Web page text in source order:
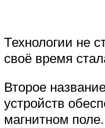
Технологии не
своё время
Второе
устройств
магнитном поле.